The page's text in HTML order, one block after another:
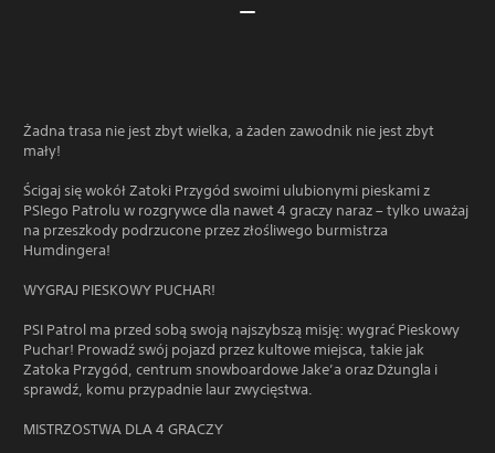
Żadna trasa nie jest zbyt wielka, a żaden zawodnik nie jest zbyt
mały!
Ścigaj się wokół Zatoki Przygód swoimi ulubionymi pieskami z
PSIego Patrolu w rozgrywce dla nawet 4 graczy naraz – tylko uważaj
na przeszkody podrzucone przez złośliwego burmistrza
Humdingera!
WYGRAJ PIESKOWY PUCHAR!
PSI Patrol ma przed sobą swoją najszybszą misję: wygrać Pieskowy
Puchar! Prowadź swój pojazd przez kultowe miejsca, takie jak
Zatoka Przygód, centrum snowboardowe Jake’a oraz Dżungla i
sprawdź, komu przypadnie laur zwycięstwa.
MISTRZOSTWA DLA 4 GRACZY